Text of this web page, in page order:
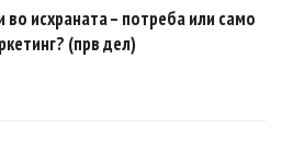
исхраната – потреба или само
(прв дел)